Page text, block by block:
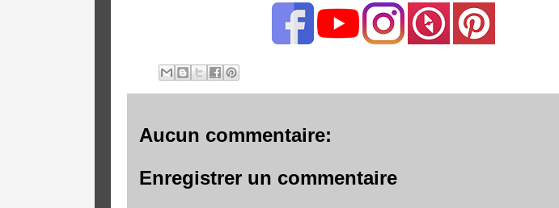
Aucun commentaire:
Enregistrer un commentaire